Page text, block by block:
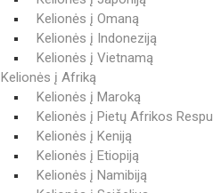
Kelionės į Omaną
Kelionės į Indoneziją
Kelionės į Vietnamą
Kelionės į Afriką
Kelionės į Maroką
Kelionės į Pietų Afrikos
Kelionės į Keniją
Kelionės į Etiopiją
Kelionės į Namibiją